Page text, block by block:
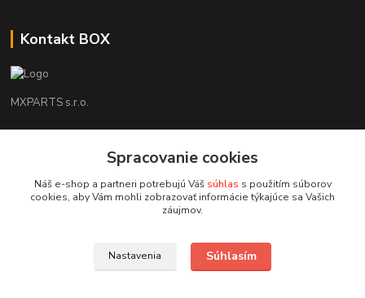
Kontakt BOX
MXPARTS s.r.o.
+421948260186
motokrossk@gmail.com
Spracovanie cookies
Náš e-shop a partneri potrebujú Váš súhlas s použitím súborov
cookies, aby Vám mohli zobrazovať informácie týkajúce sa Vašich
záujmov.
Nastavenia Súhlasím